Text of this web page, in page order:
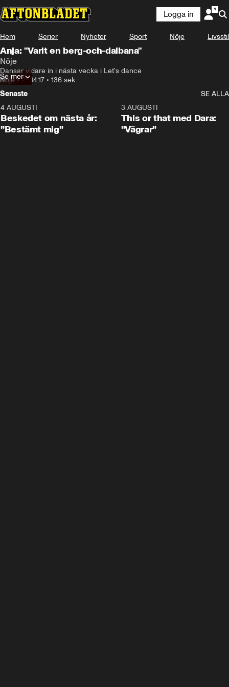
Logga in
Hem Serier Nyheter Sport Nöje Livsstil
Anja: "Varit en berg-och-dalbana"
Nöje
Dansar vidare in i nästa vecka i Let's dance
Nöje•21.04.17 • 136 sek
Se mer
Senaste
SE ALLA
4 AUGUSTI
Beskedet om nästa år:
”Bestämt mig”
3 AUGUSTI
This or that med Dara:
”Vägrar”